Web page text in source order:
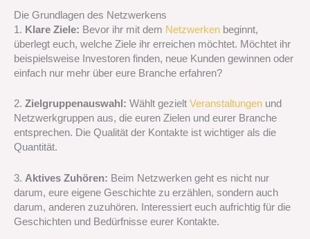
Die Grundlagen des Netzwerkens
1. Klare Ziele: Bevor ihr mit dem Netzwerken beginnt,
überlegt euch, welche Ziele ihr erreichen möchtet. Möchtet ihr
beispielsweise Investoren finden, neue Kunden gewinnen oder
einfach nur mehr über eure Branche erfahren?
2. Zielgruppenauswahl: Wählt gezielt Veranstaltungen und
Netzwerkgruppen aus, die euren Zielen und eurer Branche
entsprechen. Die Qualität der Kontakte ist wichtiger als die
Quantität.
3. Aktives Zuhören: Beim Netzwerken geht es nicht nur
darum, eure eigene Geschichte zu erzählen, sondern auch
darum, anderen zuzuhören. Interessiert euch aufrichtig für die
Geschichten und Bedürfnisse eurer Kontakte.